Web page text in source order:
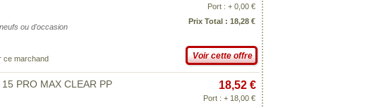
ou d'occasion
ce marchand
Port : + 0,00 €
Prix Total : 18,28 €
Voir cette offre
PRO MAX CLEAR PP 18,52 €
Port : + 18,00 €